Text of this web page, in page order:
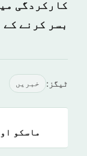
کارکردگی
بسر کرنے کے
ٹیگز: خبريں
ماسکو